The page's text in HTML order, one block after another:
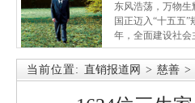
东风浩荡，万物生
国正迈入“十五五”
年，全面建设社会
当前位置: 直销报道网 > 慈善 >